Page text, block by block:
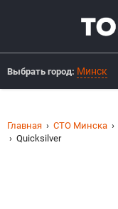
Выбрать город: Минск
Главная СТО Минска
Quicksilver